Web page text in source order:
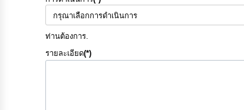
ท่านต้องการ.
รายละเอียด(*)